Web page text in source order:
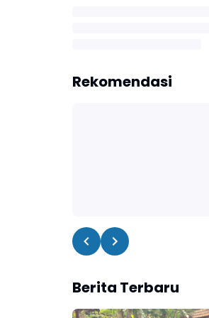
Rekomendasi
Berita Terbaru